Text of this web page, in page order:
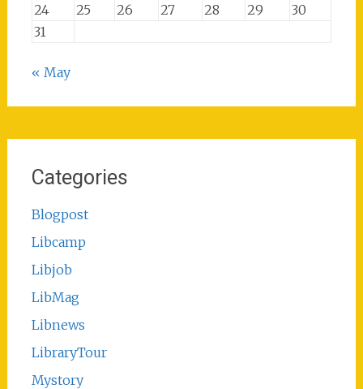
24
25 26 27 28 29
30
31
« May
Categories
Blogpost
Libcamp
Libjob
LibMag
Libnews
LibraryTour
Mystory